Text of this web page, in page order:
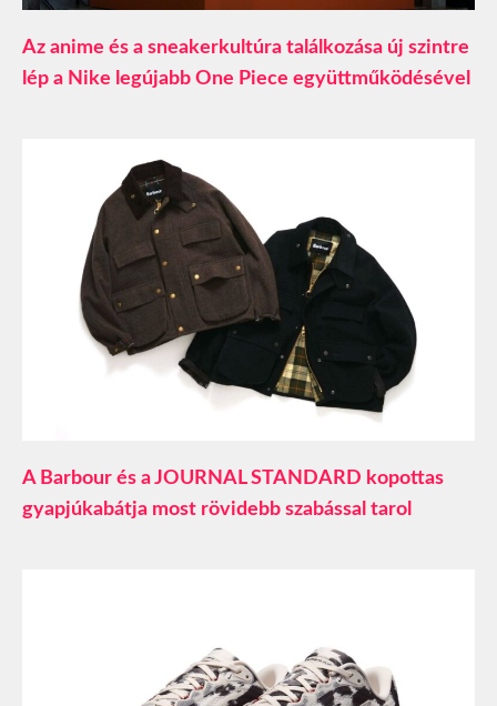
Az anime és a sneakerkultúra találkozása új szintre
lép a Nike legújabb One Piece együttműködésével
A Barbour és a JOURNAL STANDARD kopottas
gyapjúkabátja most rövidebb szabással tarol